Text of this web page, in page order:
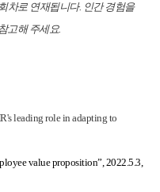
차로 연재됩니다. 인간 경험을
고해 주세요.
leading role in adapting to
value proposition”, 2022.5.3,